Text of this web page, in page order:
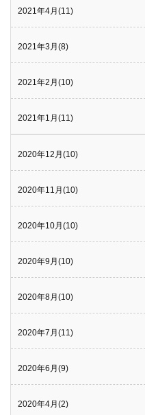
2021年4月(11)
2021年3月(8)
2021年2月(10)
2021年1月(11)
2020年12月(10)
2020年11月(10)
2020年10月(10)
2020年9月(10)
2020年8月(10)
2020年7月(11)
2020年6月(9)
2020年4月(2)